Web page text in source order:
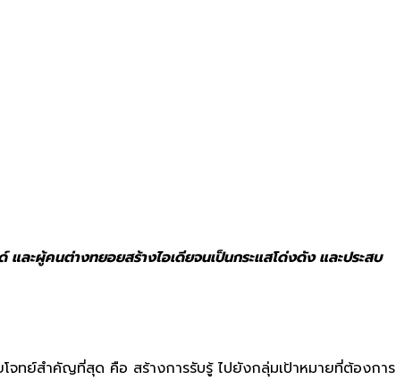
ละผู้คนต่างทยอยสร้างไอเดียจนเป็นกระแสโด่งดัง และประสบ
จทย์สำคัญที่สุด คือ สร้างการรับรู้ ไปยังกลุ่มเป้าหมายที่ต้องการ